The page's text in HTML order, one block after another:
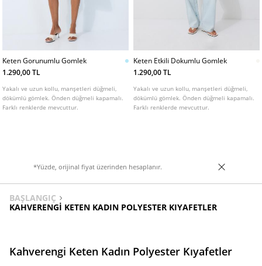
Keten Gorunumlu Gomlek
1.290,00 TL
Yakalı ve uzun kollu, manşetleri düğmeli,
dökümlü gömlek. Önden düğmeli kapamalı.
Farklı renklerde mevcuttur.
Keten Etkili Dokumlu Gomlek
1.290,00 TL
Yakalı ve uzun kollu, manşetleri düğmeli,
dökümlü gömlek. Önden düğmeli kapamalı.
Farklı renklerde mevcuttur.
*Yüzde, orijinal fiyat üzerinden hesaplanır.
BAŞLANGIÇ
KAHVERENGI KETEN KADIN POLYESTER KIYAFETLER
Kahverengi Keten Kadın Polyester Kıyafetler